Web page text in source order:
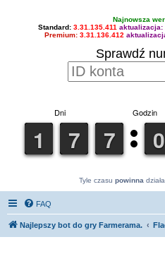
Najnowsza
Standard: 3.31.135.411 aktualizacja:
Premium: 3.31.136.412
Sprawdź
Tyle czasu powinna
FAQ
Najlepszy bot do gry Farmerama.